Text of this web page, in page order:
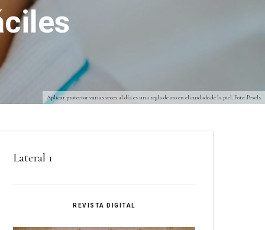
Aplicar protector varias veces al día es una regla de oro en el cuidado de la piel. Foto: Pexels
Lateral 1
REVISTA DIGITAL